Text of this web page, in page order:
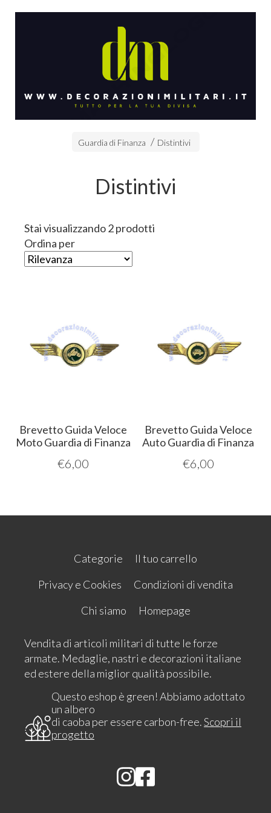
Guardia di Finanza Distintivi
Distintivi
Stai visualizzando 2 prodotti
Ordina per
Brevetto Guida Veloce
Moto Guardia di Finanza
€6,00
Brevetto Guida Veloce
Auto Guardia di Finanza
€6,00
Categorie
Il tuo carrello
Privacy e Cookies
Condizioni di vendita
Chi siamo
Homepage
Vendita di articoli militari di tutte le forze
armate. Medaglie, nastri e decorazioni italiane
ed estere della miglior qualità possibile.
Questo eshop è green! Abbiamo adottato
un albero
di caoba per essere carbon-free.Scopri il
progetto